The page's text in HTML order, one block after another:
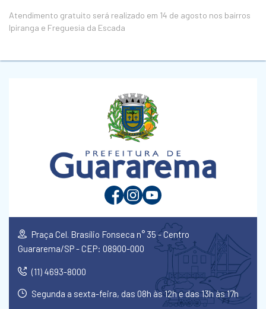
Atendimento gratuito será realizado em 14 de agosto nos bairros
Ipiranga e Freguesia da Escada
Praça Cel. Brasílio Fonseca n° 35 - Centro
Guararema/SP - CEP: 08900-000
(11) 4693-8000
Segunda a sexta-feira, das 08h às 12h e das 13h às 17h